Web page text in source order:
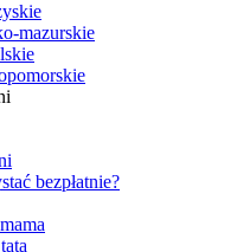
mazurskie
bezpłatnie?